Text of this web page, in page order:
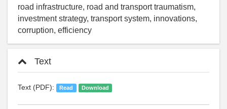
road infrastructure, road and transport traumatism,
investment strategy, transport system, innovations,
corruption, efficiency
Text
Text (PDF): Read Download